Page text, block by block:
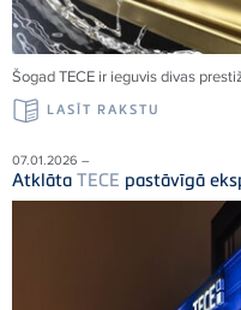
Šogad TECE ir ieguvis divas
LASĪT RAKSTU
07.01.2026 –
Atklāta TECE pastāvīgā